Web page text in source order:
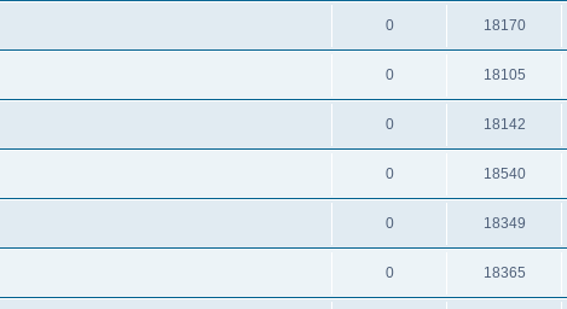
0 18170
0 18105
0 18142
0 18540
0 18349
0 18365